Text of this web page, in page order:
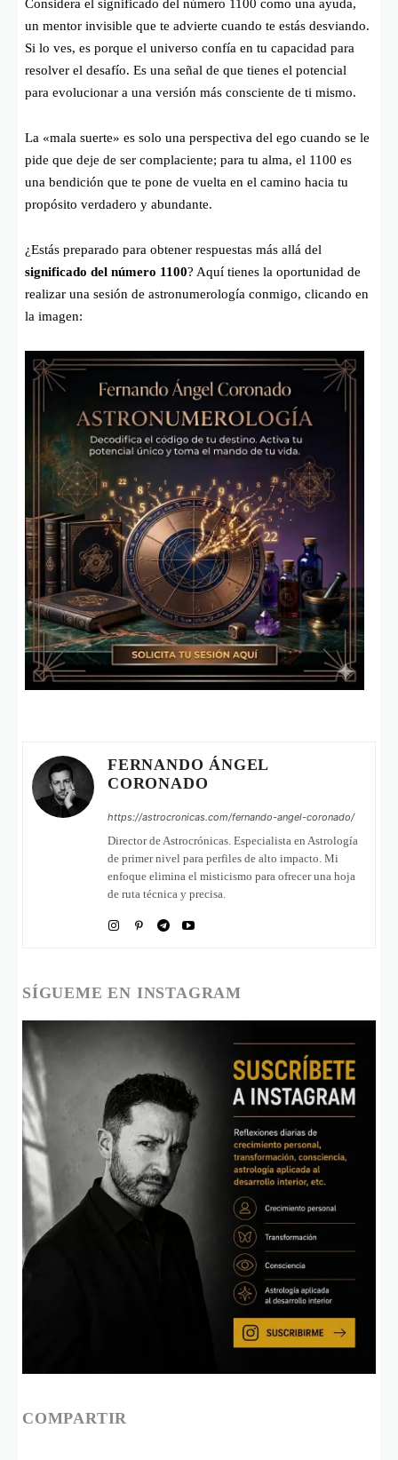
Considera el significado del número 1100 como una ayuda,
un mentor invisible que te advierte cuando te estás desviando.
Si lo ves, es porque el universo confía en tu capacidad para
resolver el desafío. Es una señal de que tienes el potencial
para evolucionar a una versión más consciente de ti mismo.
La «mala suerte» es solo una perspectiva del ego cuando se le
pide que deje de ser complaciente; para tu alma, el 1100 es
una bendición que te pone de vuelta en el camino hacia tu
propósito verdadero y abundante.
¿Estás preparado para obtener respuestas más allá del
significado del número 1100? Aquí tienes la oportunidad de
realizar una sesión de astronumerología conmigo, clicando en
la imagen:
FERNANDO ÁNGEL
CORONADO
https://astrocronicas.com/fernando-angel-coronado/
Director de Astrocrónicas. Especialista en Astrología
de primer nivel para perfiles de alto impacto. Mi
enfoque elimina el misticismo para ofrecer una hoja
de ruta técnica y precisa.
SÍGUEME EN INSTAGRAM
COMPARTIR